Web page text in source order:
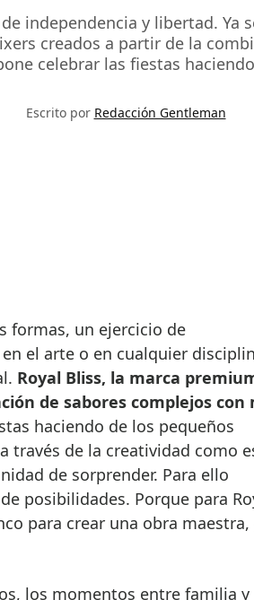
independencia y libertad.
creados a partir de la
celebrar las fiestas
Escrito por Redacción Gentleman
el arte o en cualquier
Royal Bliss, la marca
de sabores complejos con
haciendo de los pequeños
través de la creatividad como
de sorprender. Para ello
posibilidades. Porque para
para crear una obra maestra,
los momentos entre familia y